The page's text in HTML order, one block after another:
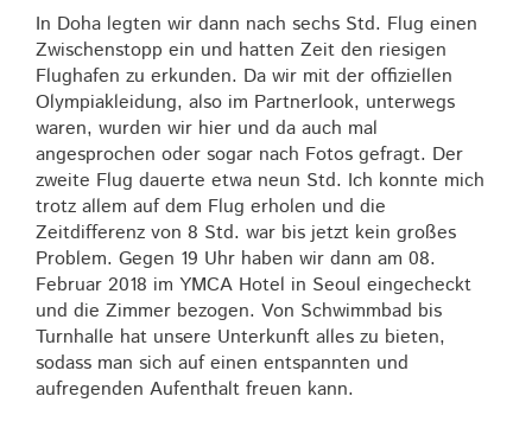
In Doha legten wir dann nach sechs Std. Flug einen
Zwischenstopp ein und hatten Zeit den riesigen
Flughafen zu erkunden. Da wir mit der offiziellen
Olympiakleidung, also im Partnerlook, unterwegs
waren, wurden wir hier und da auch mal
angesprochen oder sogar nach Fotos gefragt. Der
zweite Flug dauerte etwa neun Std. Ich konnte mich
trotz allem auf dem Flug erholen und die
Zeitdifferenz von 8 Std. war bis jetzt kein großes
Problem. Gegen 19 Uhr haben wir dann am 08.
Februar 2018 im YMCA Hotel in Seoul eingecheckt
und die Zimmer bezogen. Von Schwimmbad bis
Turnhalle hat unsere Unterkunft alles zu bieten,
sodass man sich auf einen entspannten und
aufregenden Aufenthalt freuen kann.